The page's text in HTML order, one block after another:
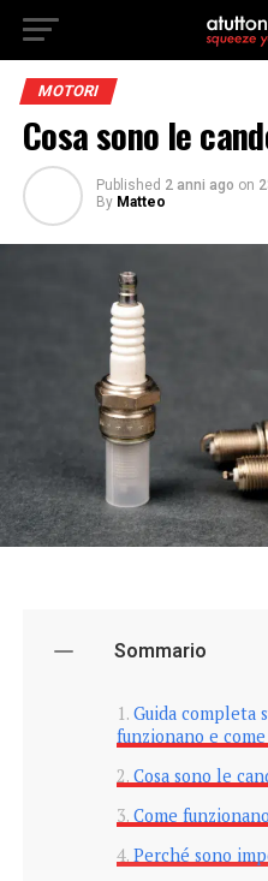
MOTORI
Cosa sono le
Published 2 anni ago on
By Matteo
Sommario
Guida completa
funzionano e
Cosa sono le
Come
Perché sono